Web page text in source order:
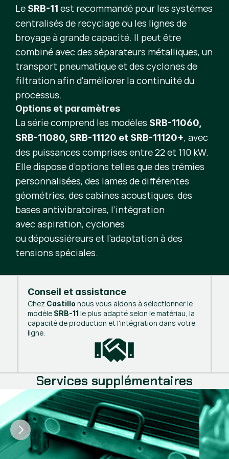
Le SRB-11 est recommandé pour les systèmes
centralisés de recyclage ou les lignes de
broyage à grande capacité. Il peut être
combiné avec des séparateurs métalliques, un
transport pneumatique et des cyclones de
filtration afin d'améliorer la continuité du
processus.
Options et paramètres
La série comprend les modèles SRB-11060,
SRB-11080, SRB-11120 et SRB-11120+, avec
des puissances comprises entre 22 et 110 kW.
Elle dispose d’options telles que des trémies
personnalisées, des lames de différentes
géométries, des cabines acoustiques, des
bases antivibratoires, l’intégration
avec aspiration, cyclones
ou dépoussiéreurs et l’adaptation à des
tensions spéciales.
Conseil et assistance
Chez Castillo nous vous aidons à sélectionner le
modèle SRB-11 le plus adapté selon le matériau, la
capacité de production et l'intégration dans votre
ligne.
Services supplémentaires